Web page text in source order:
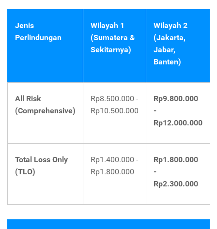
Jenis
Perlindungan
Wilayah 1
(Sumatera &
Sekitarnya)
Wilayah 2
(Jakarta,
Jabar,
Banten)
All Risk
(Comprehensive)
Rp8.500.000 -
Rp10.500.000
Rp9.800.000
-
Rp12.000.000
Total Loss Only
(TLO)
Rp1.400.000 -
Rp1.800.000
Rp1.800.000
-
Rp2.300.000